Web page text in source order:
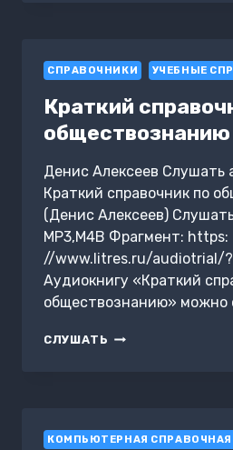
СПРАВОЧНИКИ УЧЕБНЫЕ
Краткий
обществознанию
Денис Алексеев Слушать
Краткий справочник по
(Денис Алексеев)
MP3,M4B Фрагмент: https:
//www.litres.ru/audiotrial/
Аудиокнигу «Краткий
обществознанию» можно
СЛУШАТЬ КРАТКИЙ
КОМПЬЮТЕРНАЯ СПРАВОЧНАЯ